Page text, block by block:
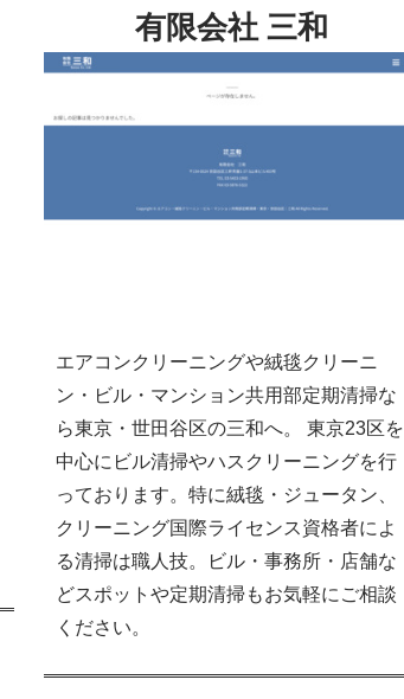
有限会社 三和
エアコンクリーニングや絨毯クリーニ
ン・ビル・マンション共用部定期清掃な
ら東京・世田谷区の三和へ。 東京23区を
中心にビル清掃やハスクリーニングを行
っております。特に絨毯・ジュータン、
クリーニング国際ライセンス資格者によ
る清掃は職人技。ビル・事務所・店舗な
どスポットや定期清掃もお気軽にご相談
ください。